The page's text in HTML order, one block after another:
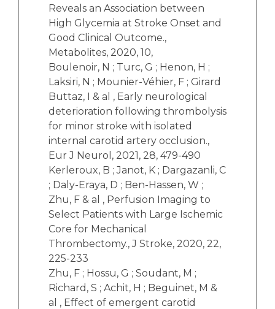
Reveals an Association between
High Glycemia at Stroke Onset and
Good Clinical Outcome.,
Metabolites, 2020, 10,
Boulenoir, N ; Turc, G ; Henon, H ;
Laksiri, N ; Mounier-Véhier, F ; Girard
Buttaz, I & al , Early neurological
deterioration following thrombolysis
for minor stroke with isolated
internal carotid artery occlusion.,
Eur J Neurol, 2021, 28, 479-490
Kerleroux, B ; Janot, K ; Dargazanli, C
; Daly-Eraya, D ; Ben-Hassen, W ;
Zhu, F & al , Perfusion Imaging to
Select Patients with Large Ischemic
Core for Mechanical
Thrombectomy., J Stroke, 2020, 22,
225-233
Zhu, F ; Hossu, G ; Soudant, M ;
Richard, S ; Achit, H ; Beguinet, M &
al , Effect of emergent carotid